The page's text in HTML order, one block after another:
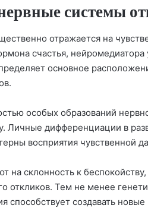
системы
отражается на
счастья, нейромедиатора
основное
особых образований
Личные дифференциации в
восприятия чувственной
на склонность к
откликов. Тем не менее
способствует создавать